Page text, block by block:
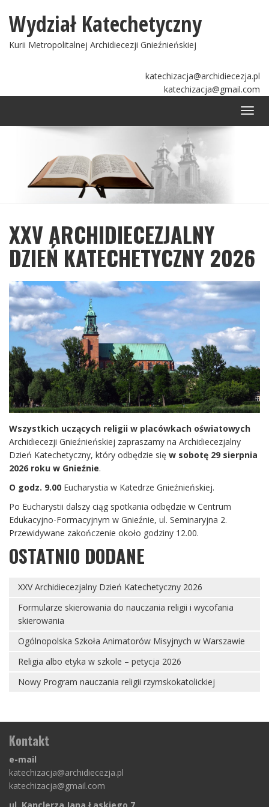
Wydział Katechetyczny
Kurii Metropolitalnej Archidiecezji Gnieźnieńskiej
katechizacja@archidiecezja.pl
katechizacja@gmail.com
XXV ARCHIDIECEZJALNY
DZIEŃ KATECHETYCZNY 2026
Wszystkich uczących religii w placówkach oświatowych
Archidiecezji Gnieźnieńskiej zapraszamy na Archidiecezjalny
Dzień Katechetyczny, który odbędzie się w sobotę 29 sierpnia
2026 roku w Gnieźnie.
O godz. 9.00 Eucharystia w Katedrze Gnieźnieńskiej.
Po Eucharystii dalszy ciąg spotkania odbędzie w Centrum
Edukacyjno-Formacyjnym w Gnieźnie, ul. Seminaryjna 2.
Przewidywane zakończenie około godziny 12.00.
OSTATNIO DODANE
XXV Archidiecezjalny Dzień Katechetyczny 2026
Formularze skierowania do nauczania religii i wycofania
skierowania
Ogólnopolska Szkoła Animatorów Misyjnych w Warszawie
Religia albo etyka w szkole – petycja 2026
Nowy Program nauczania religii rzymskokatolickiej
Kontakt
e-mail
katechizacja@archidiecezja.pl
katechizacja@gmail.com